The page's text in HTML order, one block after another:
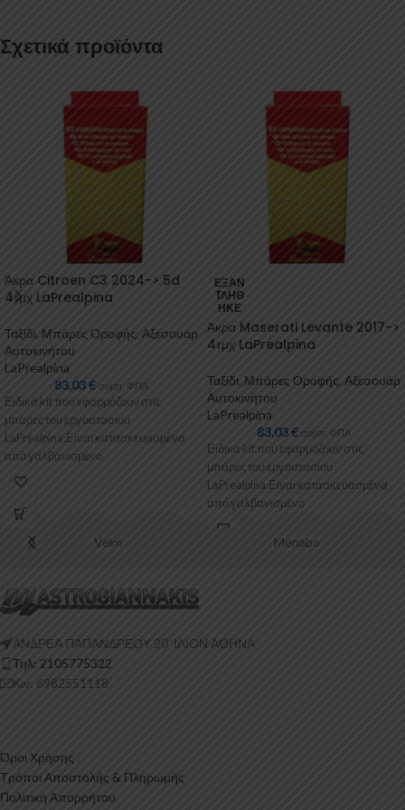
Σχετικά προϊόντα
Άκρα Citroen C3 2024-> 5d
4τμχ LaPrealpina
Ταξίδι, Μπάρες Οροφής, Αξεσουάρ
Αυτοκινήτου
LaPrealpina
83,03€ συμπ. ΦΠΑ
Ειδικά kit που εφαρμόζουν στις
μπάρες του εργοστασίου
LaPrealpina.Είναι κατασκευασμένα
από γαλβανισμένo
μέταλλο.Παρέχονται με
λαστιχένιες προσθήκες
ΕΞΑΝ
ΤΛΉΘ
ΗΚΕ
Άκρα Maserati Levante 2017->
4τμχ LaPrealpina
Ταξίδι, Μπάρες Οροφής, Αξεσουάρ
Αυτοκινήτου
LaPrealpina
83,03€ συμπ. ΦΠΑ
Ειδικά kit που εφαρμόζουν στις
μπάρες του εργοστασίου
LaPrealpina.Είναι κατασκευασμένα
από γαλβανισμένo
μέταλλο.Παρέχονται με
πλαστικοποίηση ή με επιπλέον
Velm Menabo
ΑΝΔΡΕΑ ΠΑΠΑΝΔΡΕΟΥ 20 ‘ΙΛΙΟΝ ΑΘΗΝΑ
Τηλ: 2105775322
Κιν: 6982551118
Όροι Χρήσης
Τρόποι Αποστολής & Πληρωμής
Πολιτική Απορρήτου